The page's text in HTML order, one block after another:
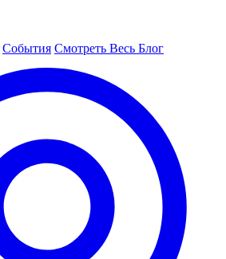
События Смотреть Весь Блог